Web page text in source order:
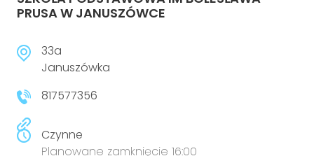
PRUSA W JANUSZÓWCE
33a
Januszówka
817577356
Czynne
Planowane zamknięcie 16:00